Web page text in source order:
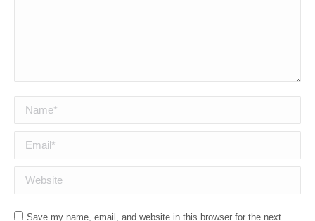
Name *
Email *
Website
Save my name, email, and website in this browser for the next